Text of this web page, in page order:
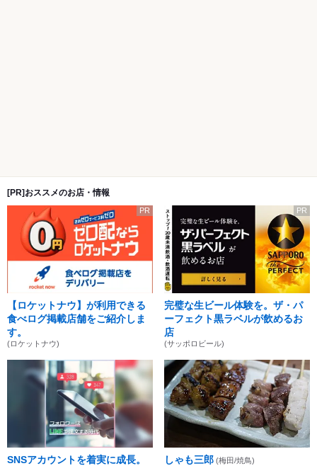
[PR]おススメのお店・情報
PR
【ロケットナウ】が利用できる
食べログ掲載店舗をご紹介しま
す。
(ロケットナウ)
PR
完璧な生ビール体験を。ザ・パ
ーフェクト黒ラベルが飲めるお
店
(サッポロビール)
SNSアカウントを着実に成長。
しゃも三郎 (梅田/焼鳥)